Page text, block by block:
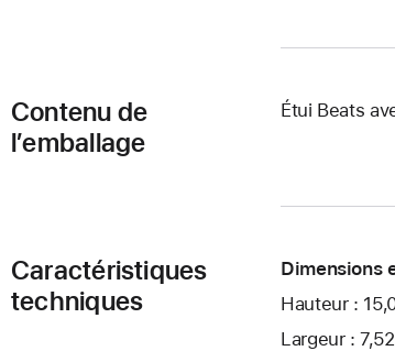
Contenu de
l’emballage
Étui Beats
Caractéristiques
techniques
Dimensions
Hauteur :
Largeur :